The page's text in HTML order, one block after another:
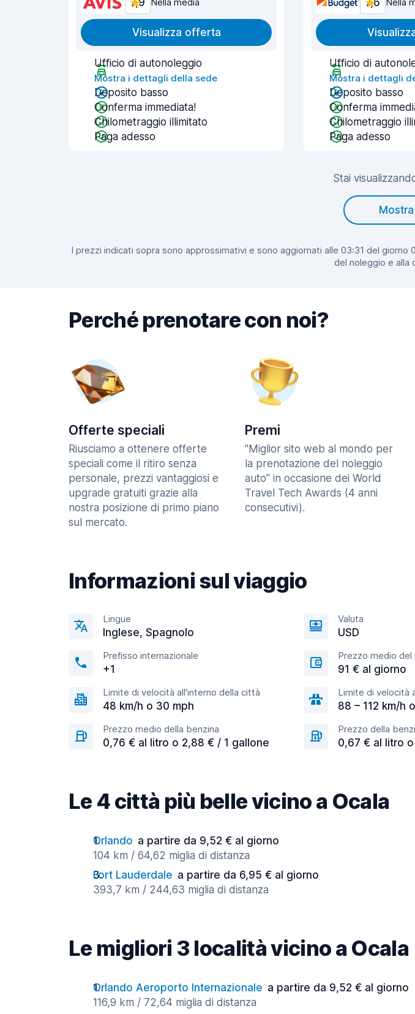
7,9
Visualizza offerta
Ufficio di autonoleggio
Mostra i dettagli della sede
Deposito basso
Conferma immediata!
Chilometraggio illimitato
Paga adesso
7,6
Ufficio di
Mostra i dettagli
Deposito basso
Conferma
Chilometraggio
Paga adesso
Stai
I prezzi indicati sopra sono approssimativi e sono aggiornati alle 03:31 del
del noleggio e alla
Perché prenotare con noi?
Offerte speciali
Riusciamo a ottenere offerte
speciali come il ritiro senza
personale, prezzi vantaggiosi e
upgrade gratuiti grazie alla
nostra posizione di primo piano
sul mercato.
Premi
"Miglior sito web al mondo per
la prenotazione del noleggio
auto" in occasione dei World
Travel Tech Awards (4 anni
consecutivi).
Informazioni sul viaggio
Lingue
Inglese, Spagnolo
Valuta
USD
Prefisso internazionale
+1
Prezzo medio del
91 € al giorno
Limite di velocità all'interno della città
48 km/h o 30 mph
Limite di velocità
88 – 112 km/h
Prezzo medio della benzina
0,76 € al litro o 2,88 € / 1 gallone
Prezzo della
0,67 € al litro
Le 4 città più belle vicino a Ocala
Orlando a partire da 9,52 € al giorno
104 km / 64,62 miglia di distanza
Fort Lauderdale a partire da 6,95 € al giorno
393,7 km / 244,63 miglia di distanza
Le migliori 3 località vicino a Ocala
Orlando Aeroporto Internazionale a partire da 9,52 € al giorno
116,9 km / 72,64 miglia di distanza